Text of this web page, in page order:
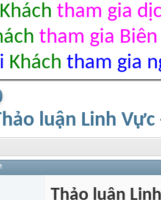
Khách tham gia
tham gia
Khách tham gia
luận Linh
Thảo luận